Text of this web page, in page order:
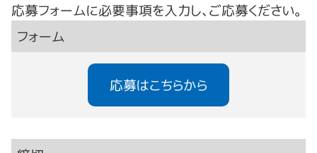
応募フォームに必要事項を入力し、ご応募ください。
フォーム
応募はこちらから